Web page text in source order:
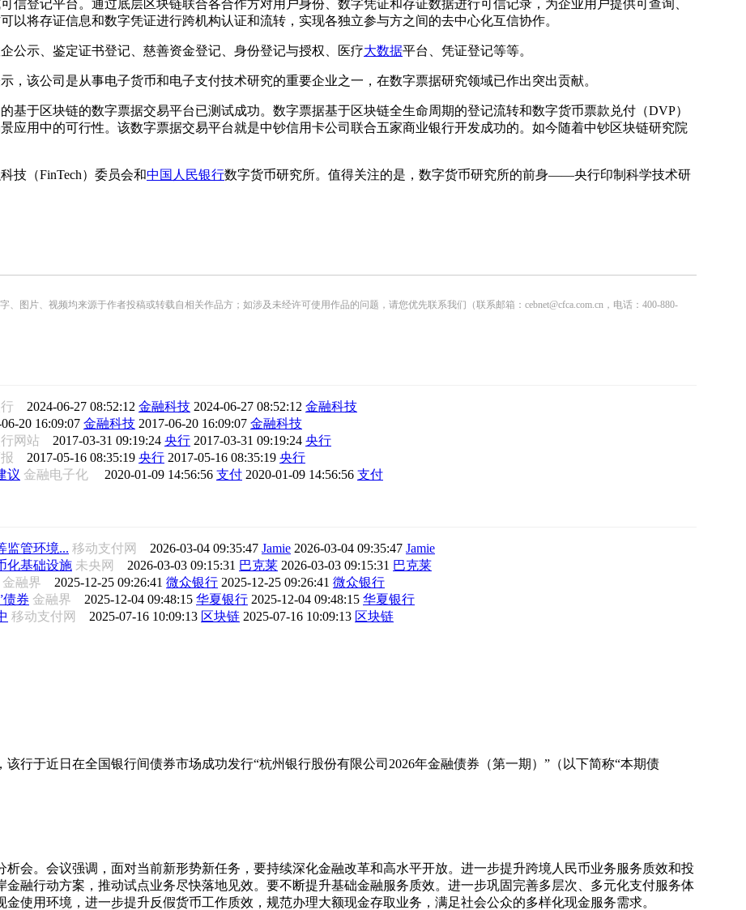
登记平台。通过底层区块链联合各合作方对用户身份、数字凭证和存证数据进行可信记录，为企业用户提供可查询、
以将存证信息和数字凭证进行跨机构认证和流转，实现各独立参与方之间的去中心化互信协作。
示、鉴定证书登记、慈善资金登记、身份登记与授权、医疗大数据平台、凭证登记等等。
该公司是从事电子货币和电子支付技术研究的重要企业之一，在数字票据研究领域已作出突出贡献。
于区块链的数字票据交易平台已测试成功。数字票据基于区块链全生命周期的登记流转和数字货币票款兑付（DVP）
应用中的可行性。该数字票据交易平台就是中钞信用卡公司联合五家商业银行开发成功的。如今随着中钞区块链研究院
（FinTech）委员会和中国人民银行数字货币研究所。值得关注的是，数字货币研究所的前身——央行印制科学技术研
图片、视频均来源于作者投稿或转载自相关作品方；如涉及未经许可使用作品的问题，请您优先联系我们（联系邮箱：cebnet@cfca.com.cn，电话：400-880-
行 2024-06-27 08:52:12 金融科技 2024-06-27 08:52:12 金融科技
20 16:09:07 金融科技 2017-06-20 16:09:07 金融科技
行网站 2017-03-31 09:19:24 央行 2017-03-31 09:19:24 央行
报 2017-05-16 08:35:19 央行 2017-05-16 08:35:19 央行
议 金融电子化 2020-01-09 14:56:56 支付 2020-01-09 14:56:56 支付
监管环境... 移动支付网 2026-03-04 09:35:47 Jamie 2026-03-04 09:35:47 Jamie
化基础设施 未央网 2026-03-03 09:15:31 巴克莱 2026-03-03 09:15:31 巴克莱
金融界 2025-12-25 09:26:41 微众银行 2025-12-25 09:26:41 微众银行
债券 金融界 2025-12-04 09:48:15 华夏银行 2025-12-04 09:48:15 华夏银行
移动支付网 2025-07-16 10:09:13 区块链 2025-07-16 10:09:13 区块链
行于近日在全国银行间债券市场成功发行“杭州银行股份有限公司2026年金融债券（第一期）”（以下简称“本期债
会。会议强调，面对当前新形势新任务，要持续深化金融改革和高水平开放。进一步提升跨境人民币业务服务质效和投
融行动方案，推动试点业务尽快落地见效。要不断提升基础金融服务质效。进一步巩固完善多层次、多元化支付服务体
使用环境，进一步提升反假货币工作质效，规范办理大额现金存取业务，满足社会公众的多样化现金服务需求。